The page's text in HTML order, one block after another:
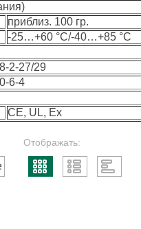
приблиз. 100 гр.
-25…+60 °C/-40…+85 °C
2-27/29
6-4
CE, UL, Ex⁠
Отображать: